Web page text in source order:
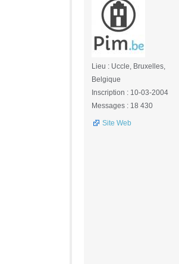
Lieu : Uccle, Bruxelles,
Belgique
Inscription : 10-03-2004
Messages : 18 430
Site Web